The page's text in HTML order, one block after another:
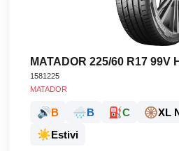
MATADOR 225/60 R17 99V
1581225
MATADOR
🔊B 🌧️B ⛽C 🛞XL
☀️Estivi